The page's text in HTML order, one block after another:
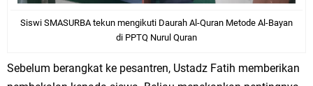
Siswi SMASURBA tekun mengikuti Daurah Al-Quran Metode Al-Bayan
di PPTQ Nurul Quran
Sebelum berangkat ke pesantren, Ustadz Fatih memberikan